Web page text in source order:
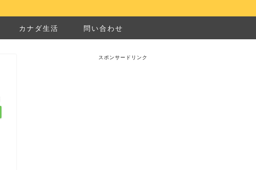
カナダ生活 問い合わせ
スポンサードリンク